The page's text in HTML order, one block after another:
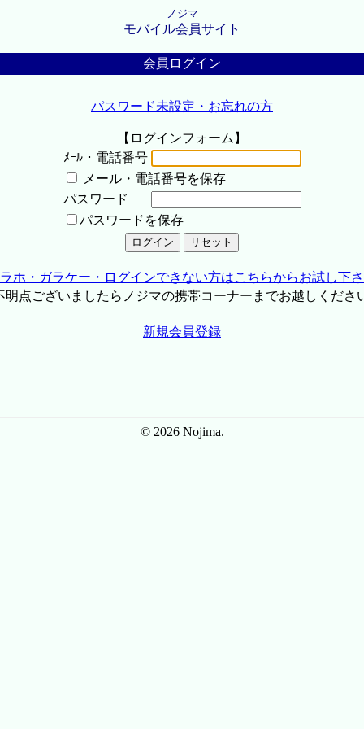
ノジマ
モバイル会員サイト
会員ログイン
パスワード未設定・お忘れの方
【ログインフォーム】
ﾒｰﾙ・電話番号
メール・電話番号を保存
パスワード
パスワードを保存
ホ・ガラケー・ログインできない方はこちらからお試し下
点ございましたらノジマの携帯コーナーまでお越しくださ
新規会員登録
© 2026 Nojima.